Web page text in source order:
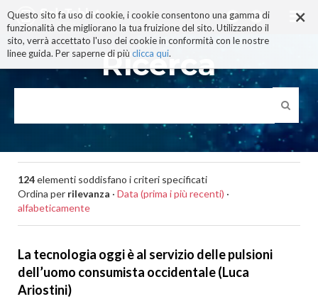
×
Questo sito fa uso di cookie, i cookie consentono una gamma di
funzionalità che migliorano la tua fruizione del sito. Utilizzando il
sito, verrà accettato l'uso dei cookie in conformità con le nostre
linee guida. Per saperne di più clicca qui.
ai
contenuti.
|
alla
navigazione
Ricerca
124elementi soddisfano i criteri specificati
Ordina per rilevanza · Data (prima i più recenti) ·
alfabeticamente
La tecnologia oggi è al servizio delle pulsioni
dell’uomo consumista occidentale (Luca
Ariostini)